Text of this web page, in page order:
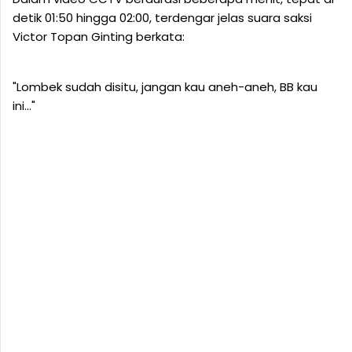
detik 01:50 hingga 02:00, terdengar jelas suara saksi
Victor Topan Ginting berkata:
"Lombek sudah disitu, jangan kau aneh-aneh, BB kau
ini…"